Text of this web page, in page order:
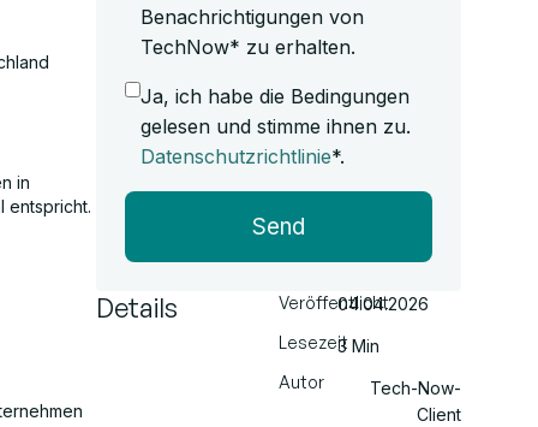
in
entspricht.
Benachrichtigungen von
TechNow* zu erhalten.
Ja, ich habe die Bedingungen
gelesen und stimme ihnen zu.
Datenschutzrichtlinie*.
Send
Details
Veröffentlicht
Lesezeit
Autor
04.04.2026
3 Min
Tech-Now-
Client